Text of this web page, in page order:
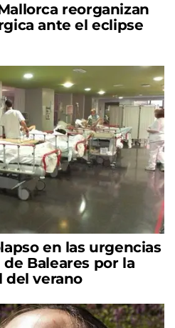
reorganizan
ante el eclipse
en las urgencias
Baleares por la
del verano